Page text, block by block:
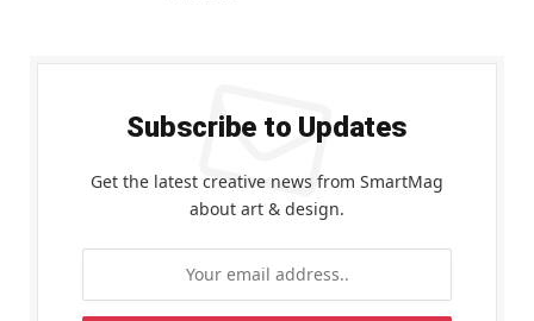
Subscribe to Updates
Get the latest creative news from SmartMag
about art & design.